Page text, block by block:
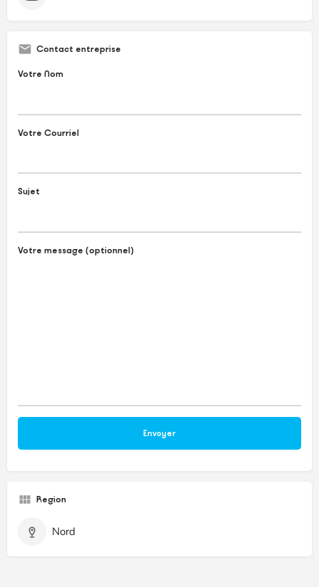
Contact entreprise
Votre Nom
Votre Courriel
Sujet
Votre message (optionnel)
Region
Nord